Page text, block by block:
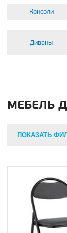
Консоли
Диваны
МЕБЕЛЬ
ПОКАЗАТЬ